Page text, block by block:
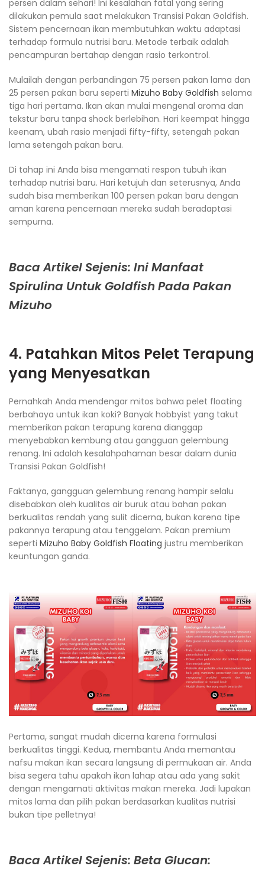
persen dalam sehari! Ini kesalahan fatal yang sering
dilakukan pemula saat melakukan Transisi Pakan Goldfish.
Sistem pencernaan ikan membutuhkan waktu adaptasi
terhadap formula nutrisi baru. Metode terbaik adalah
pencampuran bertahap dengan rasio terkontrol.
Mulailah dengan perbandingan 75 persen pakan lama dan
25 persen pakan baru seperti Mizuho Baby Goldfish selama
tiga hari pertama. Ikan akan mulai mengenal aroma dan
tekstur baru tanpa shock berlebihan. Hari keempat hingga
keenam, ubah rasio menjadi fifty-fifty, setengah pakan
lama setengah pakan baru.
Di tahap ini Anda bisa mengamati respon tubuh ikan
terhadap nutrisi baru. Hari ketujuh dan seterusnya, Anda
sudah bisa memberikan 100 persen pakan baru dengan
aman karena pencernaan mereka sudah beradaptasi
sempurna.
Baca Artikel Sejenis: Ini Manfaat
Spirulina Untuk Goldfish Pada Pakan
Mizuho
4. Patahkan Mitos Pelet Terapung
yang Menyesatkan
Pernahkah Anda mendengar mitos bahwa pelet floating
berbahaya untuk ikan koki? Banyak hobbyist yang takut
memberikan pakan terapung karena dianggap
menyebabkan kembung atau gangguan gelembung
renang. Ini adalah kesalahpahaman besar dalam dunia
Transisi Pakan Goldfish!
Faktanya, gangguan gelembung renang hampir selalu
disebabkan oleh kualitas air buruk atau bahan pakan
berkualitas rendah yang sulit dicerna, bukan karena tipe
pakannya terapung atau tenggelam. Pakan premium
seperti Mizuho Baby Goldfish Floating justru memberikan
keuntungan ganda.
Pertama, sangat mudah dicerna karena formulasi
berkualitas tinggi. Kedua, membantu Anda memantau
nafsu makan ikan secara langsung di permukaan air. Anda
bisa segera tahu apakah ikan lahap atau ada yang sakit
dengan mengamati aktivitas makan mereka. Jadi lupakan
mitos lama dan pilih pakan berdasarkan kualitas nutrisi
bukan tipe pelletnya!
Baca Artikel Sejenis: Beta Glucan: